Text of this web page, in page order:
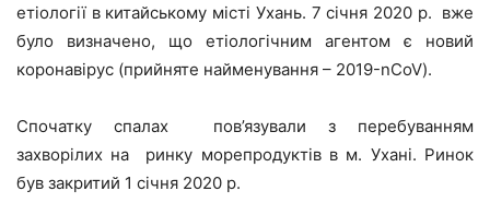
етіології в китайському місті Ухань. 7 січня 2020 р. вже
було визначено, що етіологічним агентом є новий
коронавірус (прийняте найменування – 2019-nCoV).
Спочатку спалах пов’язували з перебуванням
захворілих на ринку морепродуктів в м. Ухані. Ринок
був закритий 1 січня 2020 р.